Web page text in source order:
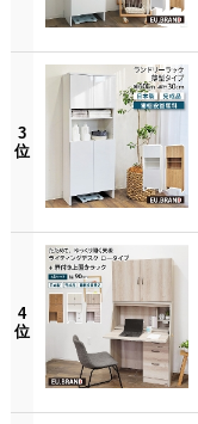
3
位
4
位